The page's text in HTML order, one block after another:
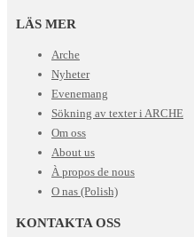
LÄS MER
Arche
Nyheter
Evenemang
Sökning av texter i ARCHE
Om oss
About us
À propos de nous
O nas (Polish)
KONTAKTA OSS